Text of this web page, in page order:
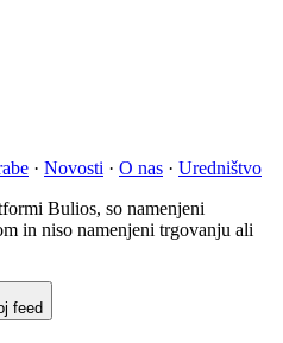
· Novosti · O nas · Uredništvo
Bulios, so namenjeni
in niso namenjeni trgovanju ali
feed